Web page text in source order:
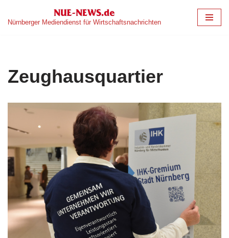
Zum
Nürnberger Mediendienst für Wirtschaftsnachrichten
Zeughausquartier